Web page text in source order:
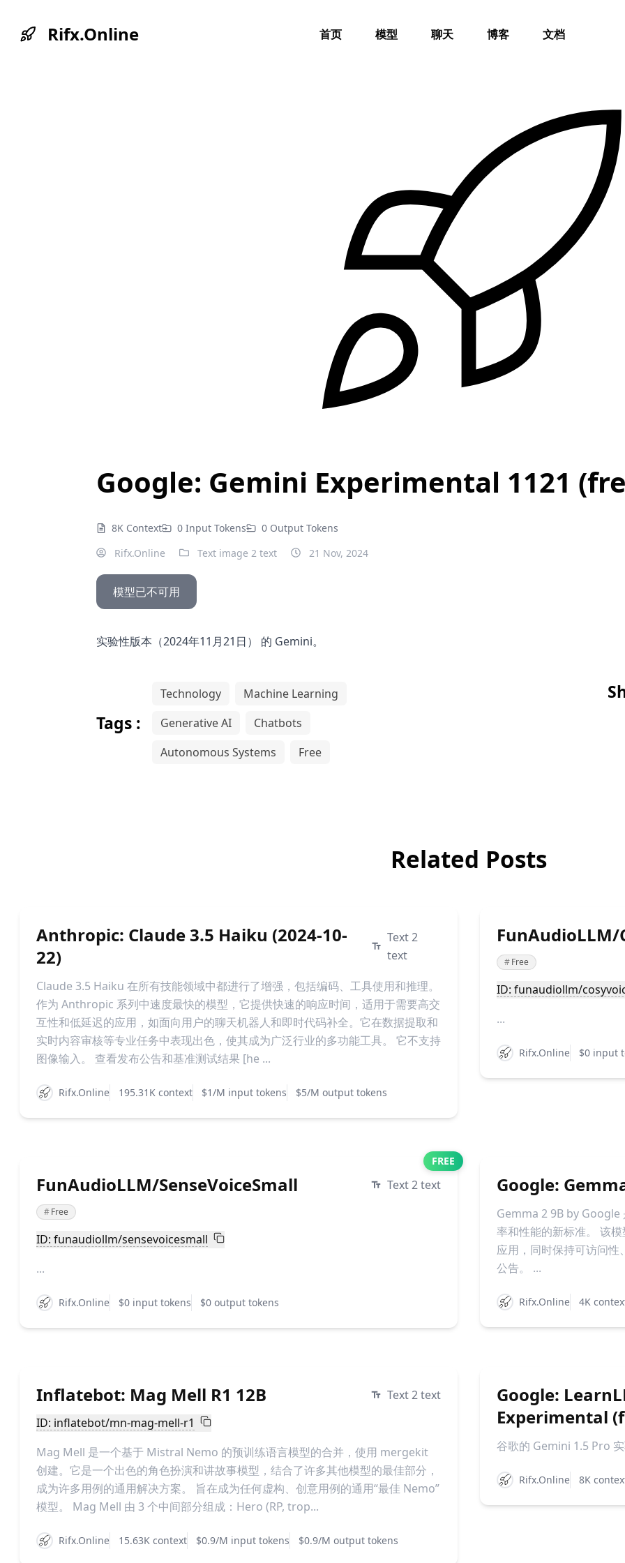
Rifx.Online 首页 模型 聊天 博客 文档
Google: Gemini Experimental 1121
8K Context 0 Input Tokens
0 Output Tokens
Rifx.Online
Text image 2 text 21 Nov, 2024
模型已不可用
实验性版本（2024年11月21日） 的 Gemini。
Tags :
Technology
Machine Learning
Generative AI
Chatbots
Autonomous Systems
Free
Related Posts
Anthropic: Claude 3.5 Haiku (2024-10-
22)
Text 2
text
Claude 3.5 Haiku 在所有技能领域中都进行了增强，包括编码、工具使用和推理。
作为 Anthropic 系列中速度最快的模型，它提供快速的响应时间，适用于需要高交
互性和低延迟的应用，如面向用户的聊天机器人和即时代码补全。它在数据提取和
实时内容审核等专业任务中表现出色，使其成为广泛行业的多功能工具。 它不支持
图像输入。 查看发布公告和基准测试结果 [he ...
Rifx.Online 195.31K context $1/M input tokens $5/M output tokens
FunAudioLLM/
#Free
ID: funaudiollm/
...
Rifx.Online $0 input
FREE
FunAudioLLM/SenseVoiceSmall Text 2 text
#Free
ID: funaudiollm/sensevoicesmall
...
Rifx.Online $0 input tokens $0 output tokens
Google:
Gemma 2 9B by Google
率和性能的新标准。 该
应用，同时保持可访问
公告。 ...
Rifx.Online 4K
Inflatebot: Mag Mell R1 12B
Text 2 text
ID: inflatebot/mn-mag-mell-r1
Mag Mell 是一个基于 Mistral Nemo 的预训练语言模型的合并，使用 mergekit
创建。它是一个出色的角色扮演和讲故事模型，结合了许多其他模型的最佳部分，
成为许多用例的通用解决方案。 旨在成为任何虚构、创意用例的通用“最佳 Nemo”
模型。 Mag Mell 由 3 个中间部分组成：Hero (RP, trop...
Rifx.Online 15.63K context $0.9/M input tokens $0.9/M output tokens
Google:
Experimental
谷歌的 Gemini 1.5 Pro
Rifx.Online 8K